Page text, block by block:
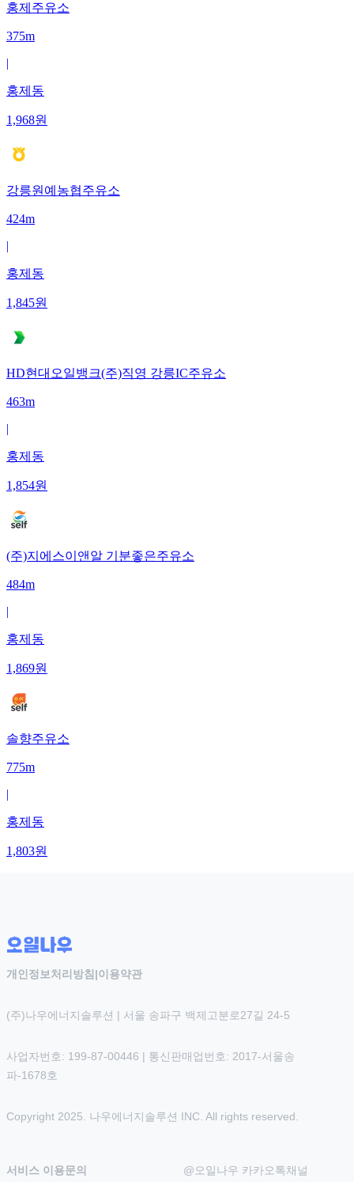
홍제주유소
375m
|
홍제동
1,968원
강릉원예농협주유소
424m
|
홍제동
1,845원
HD현대오일뱅크(주)직영 강릉IC주유소
463m
|
홍제동
1,854원
(주)지에스이앤알 기분좋은주유소
484m
|
홍제동
1,869원
솔향주유소
775m
|
홍제동
1,803원
개인정보처리방침 |이용약관
(주)나우에너지솔루션 | 서울 송파구 백제고분로27길 24-5
사업자번호: 199-87-00446 | 통신판매업번호: 2017-서울송
파-1678호
Copyright 2025. 나우에너지솔루션 INC. All rights reserved.
서비스 이용문의 @오일나우 카카오톡채널